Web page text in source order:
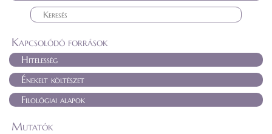
Kapcsolódó források
Hitelesség
Énekelt költészet
Filológiai alapok
Mutatók